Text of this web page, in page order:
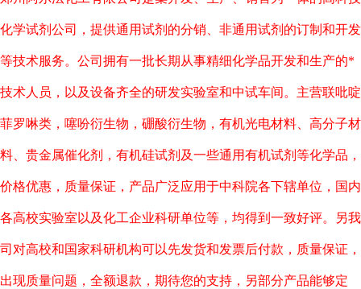
化学试剂公司，提供通用试剂的分销、非通用试剂的订制和开发
等技术服务。公司拥有一批长期从事精细化学品开发和生产的*
技术人员，以及设备齐全的研发实验室和中试车间。主营联吡啶
菲罗啉类，噻吩衍生物，硼酸衍生物，有机光电材料、高分子材
料、贵金属催化剂，有机硅试剂及一些通用有机试剂等化学品，
价格优惠，质量保证，产品广泛应用于中科院各下辖单位，国内
各高校实验室以及化工企业科研单位等，均得到一致好评。另我
司对高校和国家科研机构可以先发货和发票后付款，质量保证，
出现质量问题，全额退款，期待您的支持，另部分产品能够定